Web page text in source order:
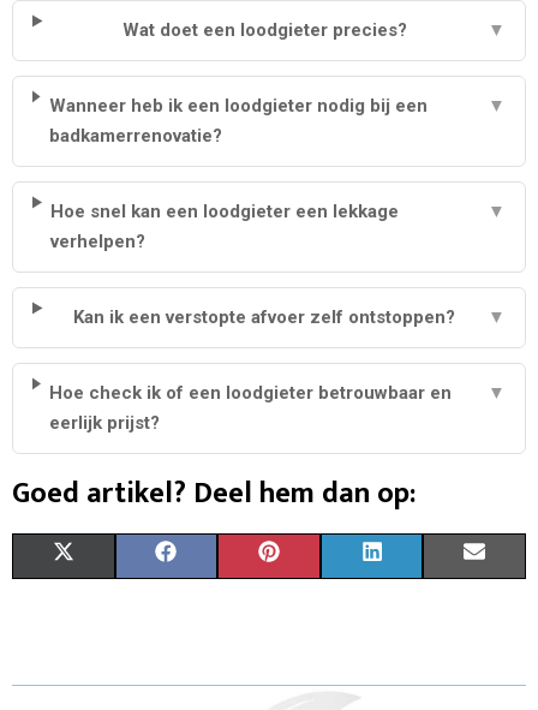
Wat doet een loodgieter precies? ▼
Wanneer heb ik een loodgieter nodig bij een
badkamerrenovatie?
▼
Hoe snel kan een loodgieter een lekkage
verhelpen?
▼
Kan ik een verstopte afvoer zelf ontstoppen? ▼
Hoe check ik of een loodgieter betrouwbaar en
eerlijk prijst?
▼
Goed artikel? Deel hem dan op:
R
W R
E R
T R
K R
I